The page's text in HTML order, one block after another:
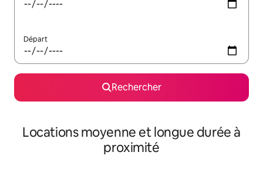
Départ
Rechercher
Locations moyenne et longue durée à
proximité